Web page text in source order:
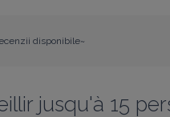
disponibile~
jusqu'à 15